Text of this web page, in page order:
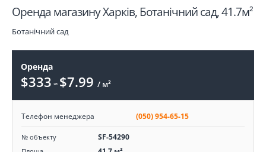
Оренда магазину Харків, Ботанічний сад, 41.7м²
Ботанічний сад
Оренда
$333 ≈ $7.99 / м²
Телефон менеджера (050) 954-65-15
№ объекту SF-54290